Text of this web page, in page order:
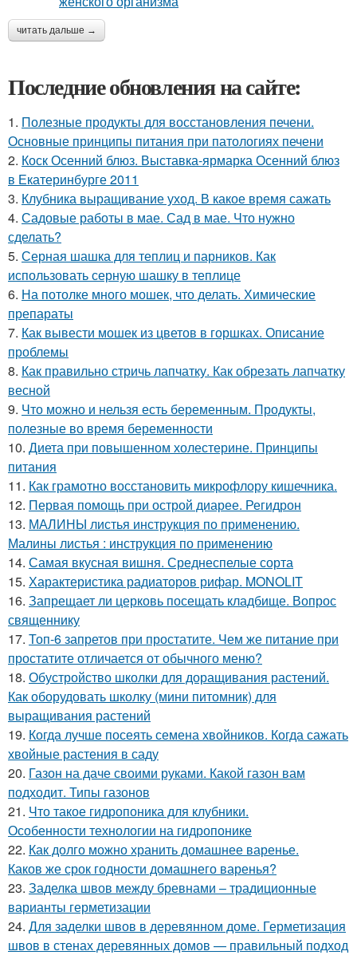
читать дальше →
Последние обновления на сайте:
1. Полезные продукты для восстановления печени.
Основные принципы питания при патологиях печени
2. Коск Осенний блюз. Выставка-ярмарка Осенний блюз
в Екатеринбурге 2011
3. Клубника выращивание уход. В какое время сажать
4. Садовые работы в мае. Сад в мае. Что нужно
сделать?
5. Серная шашка для теплиц и парников. Как
использовать серную шашку в теплице
6. На потолке много мошек, что делать. Химические
препараты
7. Как вывести мошек из цветов в горшках. Описание
проблемы
8. Как правильно стричь лапчатку. Как обрезать лапчатку
весной
9. Что можно и нельзя есть беременным. Продукты,
полезные во время беременности
10. Диета при повышенном холестерине. Принципы
питания
11. Как грамотно восстановить микрофлору кишечника.
12. Первая помощь при острой диарее. Регидрон
13. МАЛИНЫ листья инструкция по применению.
Малины листья : инструкция по применению
14. Самая вкусная вишня. Среднеспелые сорта
15. Характеристика радиаторов рифар. MONOLIT
16. Запрещает ли церковь посещать кладбище. Вопрос
священнику
17. Топ-6 запретов при простатите. Чем же питание при
простатите отличается от обычного меню?
18. Обустройство школки для доращивания растений.
Как оборудовать школку (мини питомник) для
выращивания растений
19. Когда лучше посеять семена хвойников. Когда сажать
хвойные растения в саду
20. Газон на даче своими руками. Какой газон вам
подходит. Типы газонов
21. Что такое гидропоника для клубники.
Особенности технологии на гидропонике
22. Как долго можно хранить домашнее варенье.
Каков же срок годности домашнего варенья?
23. Заделка швов между бревнами – традиционные
варианты герметизации
24. Для заделки швов в деревянном доме. Герметизация
швов в стенах деревянных домов — правильный подход